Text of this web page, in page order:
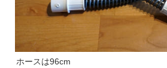
ホースは96cm